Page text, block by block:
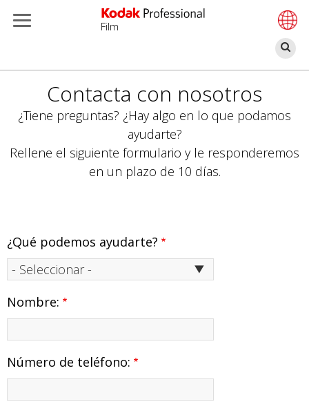
Pasar
contenido
principal
Film
Contacta con nosotros
¿Tiene preguntas? ¿Hay algo en lo que podamos
ayudarte?
Rellene el siguiente formulario y le responderemos
en un plazo de 10 días.
¿Qué podemos ayudarte?
Nombre:
Número de teléfono: